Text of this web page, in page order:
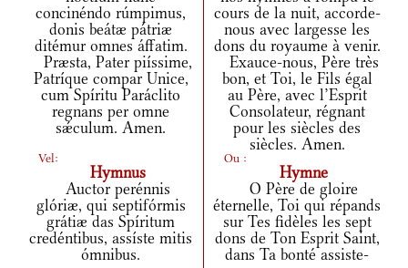
concinéndo rúmpimus,
donis beátæ pátriæ
ditémur omnes áffatim.
cours de la nuit, accorde-
nous avec largesse les
dons du royaume à venir.
Præsta, Pater piíssime,
Patríque compar Unice,
cum Spíritu Paráclito
regnans per omne
sǽculum. Amen.
Exauce-nous, Père très
bon, et Toi, le Fils égal
au Père, avec l’Esprit
Consolateur, régnant
pour les siècles des
siècles. Amen.
Vel: Ou :
Hymnus
Hymne
Auctor perénnis
glóriæ, qui septifórmis
grátiæ das Spíritum
credéntibus, assíste mitis
ómnibus.
O Père de gloire
éternelle, Toi qui répands
sur Tes fidèles les sept
dons de Ton Esprit Saint,
dans Ta bonté assiste-